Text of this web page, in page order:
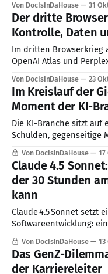
Von DocIsInDaHouse 31
Der dritte
Kontrolle, Daten
Im dritten Browserkrieg
OpenAI Atlas und
Nutzerdaten sammeln
steuern. Die Kontrolle
Milliarden-Dollar-Frage.
Von DocIsInDaHouse 23
Im Kreislauf der
Moment der KI-
Die KI-Branche sitzt auf
Schulden, gegenseitige
Economy" lassen die
könnte die
Folgen auslösen.
Von DocIsInDaHouse 17
Claude 4.5
der 30 Stunden
kann
Claude 4.5 Sonnet setzt
Softwareentwicklung:
hinweg autonom
zeigt, wie AgenticAI den
Entwicklerteam vollzieht
Von DocIsInDaHouse 13
Das GenZ-
der Karriereleiter